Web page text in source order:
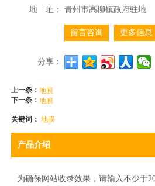
地 址：
青州市高柳镇政府驻地
留言咨询 更多信息
分享：
上一条：地膜
下一条：地膜
关键词：地膜
产品介绍
为确保网站收录效果，请输入不少于